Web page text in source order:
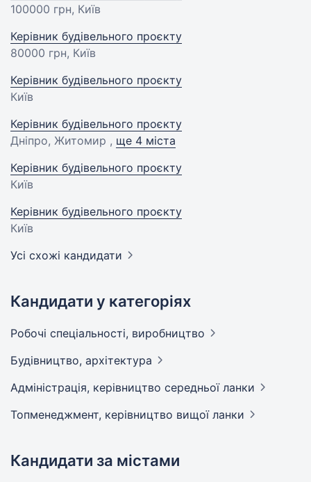
100000 грн, Київ
Керівник будівельного проєкту
80000 грн, Київ
Керівник будівельного проєкту
Київ
Керівник будівельного проєкту
Дніпро, Житомир , ще 4 міста
Керівник будівельного проєкту
Київ
Керівник будівельного проєкту
Київ
Усі схожі кандидати
Кандидати у категоріях
Робочі спеціальності, виробництво
Будівництво, архітектура
Адмiнiстрацiя, керівництво середньої ланки
Топменеджмент, керівництво вищої ланки
Кандидати за містами